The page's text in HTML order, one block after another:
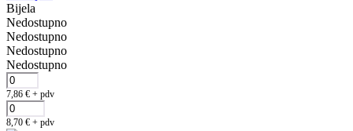
Bijela
Nedostupno
Nedostupno
Nedostupno
Nedostupno
7,86 € + pdv
8,70 € + pdv